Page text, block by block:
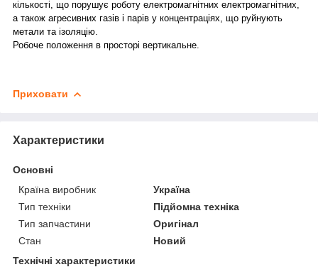
кількості, що порушує роботу електромагнітних електромагнітних,
а також агресивних газів і парів у концентраціях, що руйнують
метали та ізоляцію.
Робоче положення в просторі вертикальне.
Приховати
Характеристики
Основні
Країна виробник
Україна
Тип техніки
Підйомна техніка
Тип запчастини
Оригінал
Стан
Новий
Технічні характеристики